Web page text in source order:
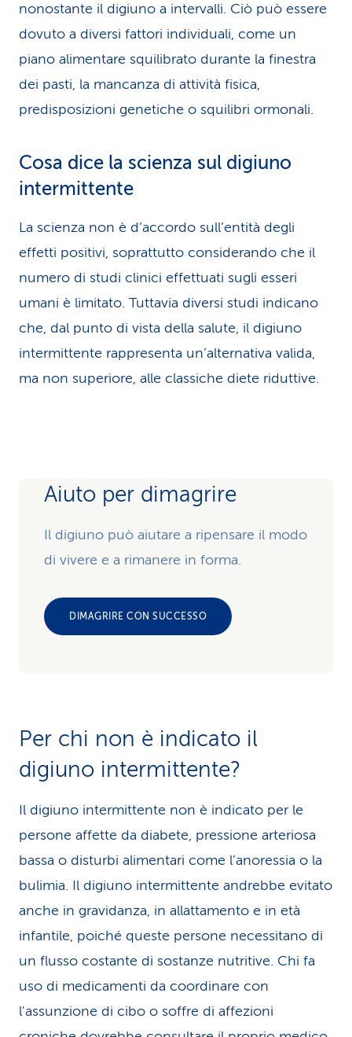
nonostante il digiuno a intervalli. Ciò può essere
dovuto a diversi fattori individuali, come un
piano alimentare squilibrato durante la finestra
dei pasti, la mancanza di attività fisica,
predisposizioni genetiche o squilibri ormonali.
Cosa dice la scienza sul digiuno
intermittente
La scienza non è d’accordo sull’entità degli
effetti positivi, soprattutto considerando che il
numero di studi clinici effettuati sugli esseri
umani è limitato. Tuttavia diversi studi indicano
che, dal punto di vista della salute, il digiuno
intermittente rappresenta un’alternativa valida,
ma non superiore, alle classiche diete riduttive.
Aiuto per dimagrire
Il digiuno può aiutare a ripensare il modo
di vivere e a rimanere in forma.
DIMAGRIRE CON SUCCESSO
Per chi non è indicato il
digiuno intermittente?
Il digiuno intermittente non è indicato per le
persone affette da diabete, pressione arteriosa
bassa o disturbi alimentari come l’anoressia o la
bulimia. Il digiuno intermittente andrebbe evitato
anche in gravidanza, in allattamento e in età
infantile, poiché queste persone necessitano di
un flusso costante di sostanze nutritive. Chi fa
uso di medicamenti da coordinare con
l'assunzione di cibo o soffre di affezioni